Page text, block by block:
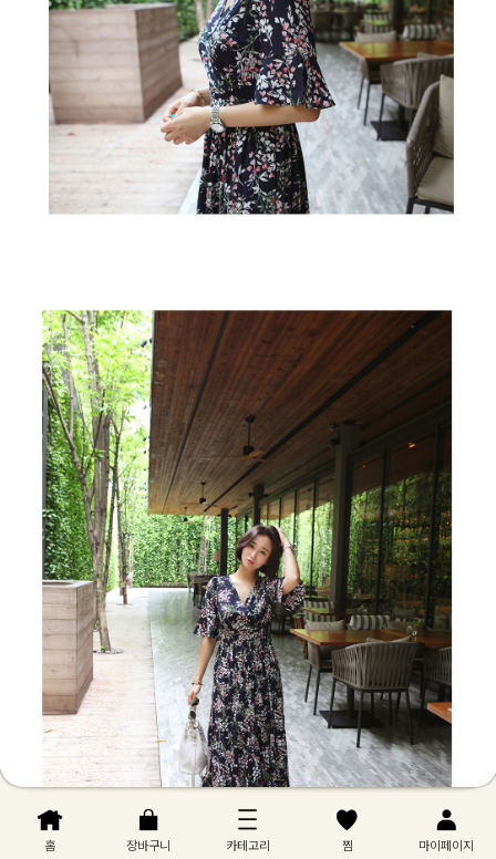
홈 장바구니 카테고리 찜 마이페이지